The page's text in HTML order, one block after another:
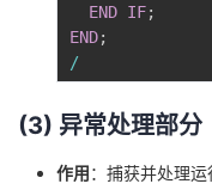
END IF;
END;
/
(3) 异常处理部分
作用：捕获并处理运